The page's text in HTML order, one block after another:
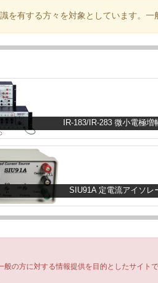
を有する方々を対象としています。一
IR-183/IR-283 微小電極増
SIU91A 定電流アイソレ
の方に対する情報提供を目的としたサイトで